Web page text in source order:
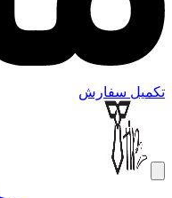
تکمیل سفارش